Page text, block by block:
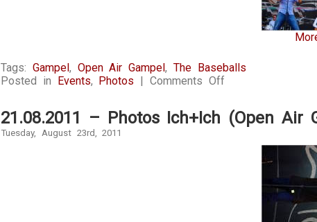
Tags: Gampel, Open Air Gampel,The Baseballs
Posted in Events, Photos |Comments Offon
Photos
Baseballs
Gampel)
21.08.2011 – Photos Ich+Ich (Open Air
Tuesday, August 23rd, 2011